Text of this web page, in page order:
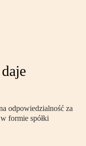
odpowiedzialność za
formie spółki